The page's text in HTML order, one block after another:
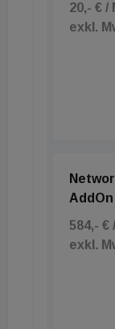
20,- € /
exkl.
AddOn
584,- €
exkl.